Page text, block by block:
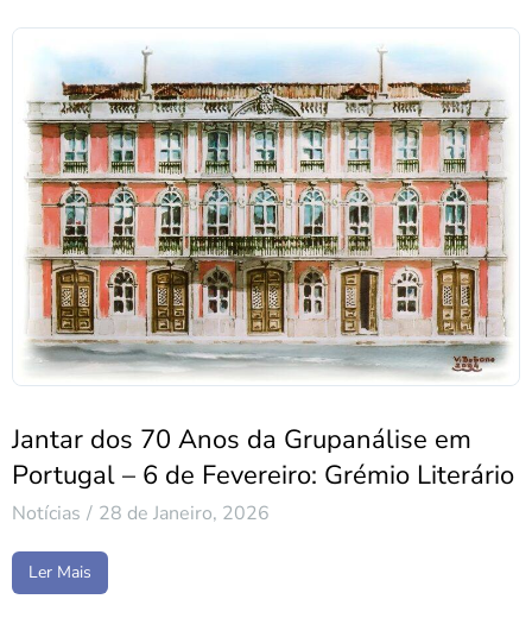
Jantar dos 70 Anos da Grupanálise em
Portugal – 6 de Fevereiro: Grémio Literário
Notícias 28 de Janeiro, 2026
Ler Mais